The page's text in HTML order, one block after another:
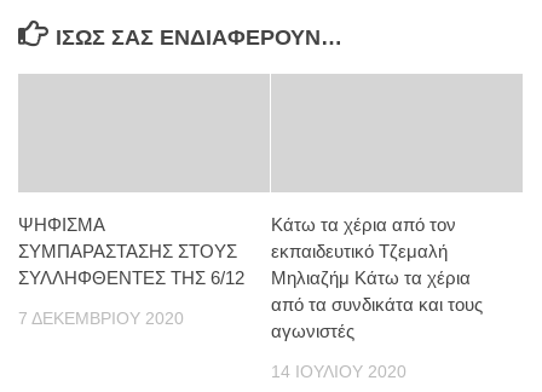
ΊΣΩΣ ΣΑΣ ΕΝΔΙΑΦΈΡΟΥΝ…
ΨΗΦΙΣΜΑ
ΣΥΜΠΑΡΑΣΤΑΣΗΣ ΣΤΟΥΣ
ΣΥΛΛΗΦΘΕΝΤΕΣ ΤΗΣ 6/12
7 ΔΕΚΕΜΒΡΊΟΥ 2020
Κάτω τα χέρια από τον
εκπαιδευτικό Τζεμαλή
Μηλιαζήμ Κάτω τα χέρια
από τα συνδικάτα και τους
αγωνιστές
14 ΙΟΥΛΊΟΥ 2020